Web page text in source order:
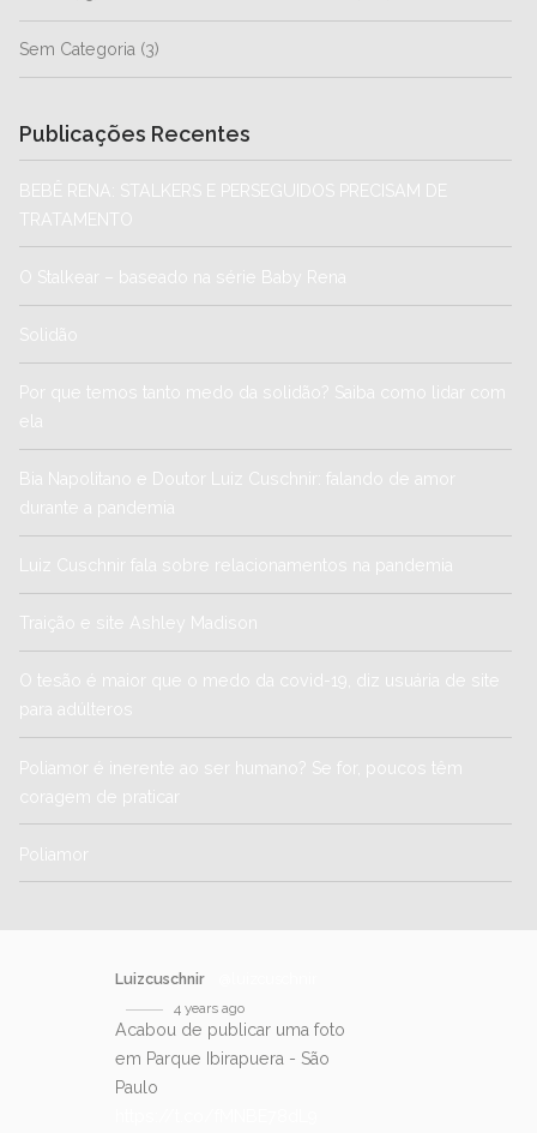
Sem Categoria (3)
Publicações Recentes
BEBÊ RENA: STALKERS E PERSEGUIDOS PRECISAM DE
TRATAMENTO
O Stalkear – baseado na série Baby Rena
Solidão
Por que temos tanto medo da solidão? Saiba como lidar com
ela
Bia Napolitano e Doutor Luiz Cuschnir: falando de amor
durante a pandemia
Luiz Cuschnir fala sobre relacionamentos na pandemia
Traição e site Ashley Madison
O tesão é maior que o medo da covid-19, diz usuária de site
para adúlteros
Poliamor é inerente ao ser humano? Se for, poucos têm
coragem de praticar
Poliamor
Luizcuschnir
4 years ago
Acabou de publicar uma foto
em Parque Ibirapuera - São
Paulo